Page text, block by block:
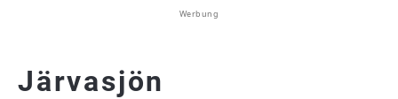
Werbung
Järvasjön